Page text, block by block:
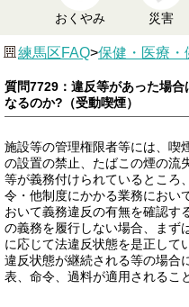
おくやみ 災害
練馬区FAQ>保健・医療・
質問7729：違反等があった場
なるのか?（受動喫煙）
施設等の管理権限者等には、喫
の設置の禁止、たばこの煙の流
等が義務付けられているところ
令・他制度にかかる業務におい
おいて義務違反の有無を確認す
の義務を履行しない場合、まず
に応じて法違反状態を是正して
違反状態が継続される等の場合
表、命令、過料が適用されるこ